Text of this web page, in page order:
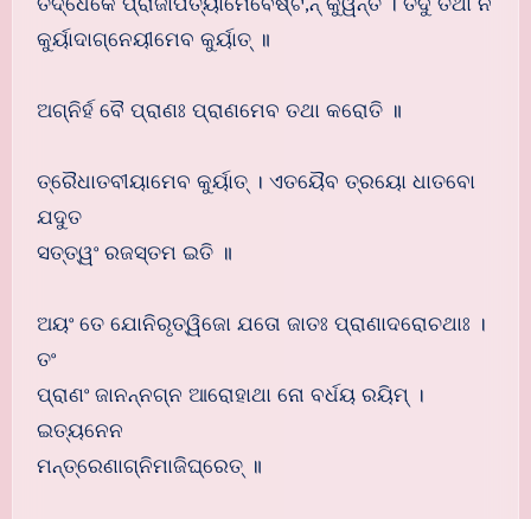
କୁର୍ୟାଦାଗ୍ନେୟୀମେବ କୁର୍ୟାତ୍ ॥
ଅଗ୍ନିର୍ହ ବୈ ପ୍ରାଣଃ ପ୍ରାଣମେବ ତଥା କରୋତି ॥
ତ୍ରୈଧାତବୀୟାମେବ କୁର୍ୟାତ୍ । ଏତୟୈବ ତ୍ରୟୋ ଧାତବୋ
ଯଦୁତ
ସତ୍ତ୍ୱଂ ରଜସ୍ତମ ଇତି ॥
ଅୟଂ ତେ ଯୋନିରୃତ୍ୱିଜୋ ଯତୋ ଜାତଃ ପ୍ରାଣାଦରୋଚଥାଃ ।
ତଂ
ପ୍ରାଣଂ ଜାନନ୍ନଗ୍ନ ଆରୋହାଥା ନୋ ବର୍ଧୟ ରୟିମ୍ ।
ଇତ୍ୟନେନ
ମନ୍ତ୍ରେଣାଗ୍ନିମାଜିଘ୍ରେତ୍ ॥